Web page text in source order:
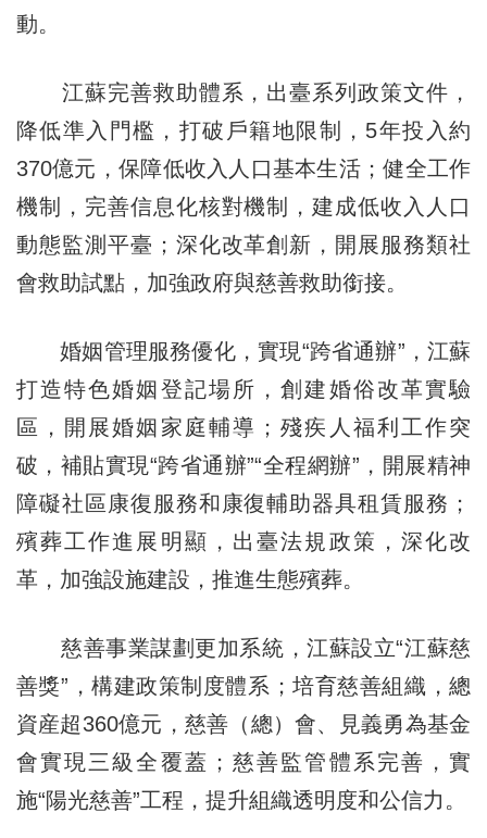
動。
江蘇完善救助體系，出臺系列政策文件，
降低準入門檻，打破戶籍地限制，5年投入約
370億元，保障低收入人口基本生活；健全工作
機制，完善信息化核對機制，建成低收入人口
動態監測平臺；深化改革創新，開展服務類社
會救助試點，加強政府與慈善救助銜接。
婚姻管理服務優化，實現“跨省通辦”，江蘇
打造特色婚姻登記場所，創建婚俗改革實驗
區，開展婚姻家庭輔導；殘疾人福利工作突
破，補貼實現“跨省通辦”“全程網辦”，開展精神
障礙社區康復服務和康復輔助器具租賃服務；
殯葬工作進展明顯，出臺法規政策，深化改
革，加強設施建設，推進生態殯葬。
慈善事業謀劃更加系統，江蘇設立“江蘇慈
善獎”，構建政策制度體系；培育慈善組織，總
資産超360億元，慈善（總）會、見義勇為基金
會實現三級全覆蓋；慈善監管體系完善，實
施“陽光慈善”工程，提升組織透明度和公信力。